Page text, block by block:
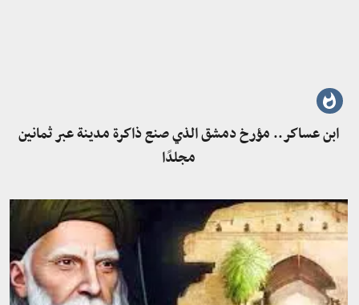
ابن عساكر.. مؤرخ دمشق الذي صنع ذاكرة مدينة عبر ثمانين
مجلدًا